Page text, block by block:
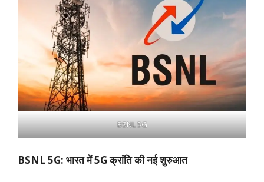
BSNL 5G
BSNL 5G: भारत में 5G क्रांति की नई शुरुआत